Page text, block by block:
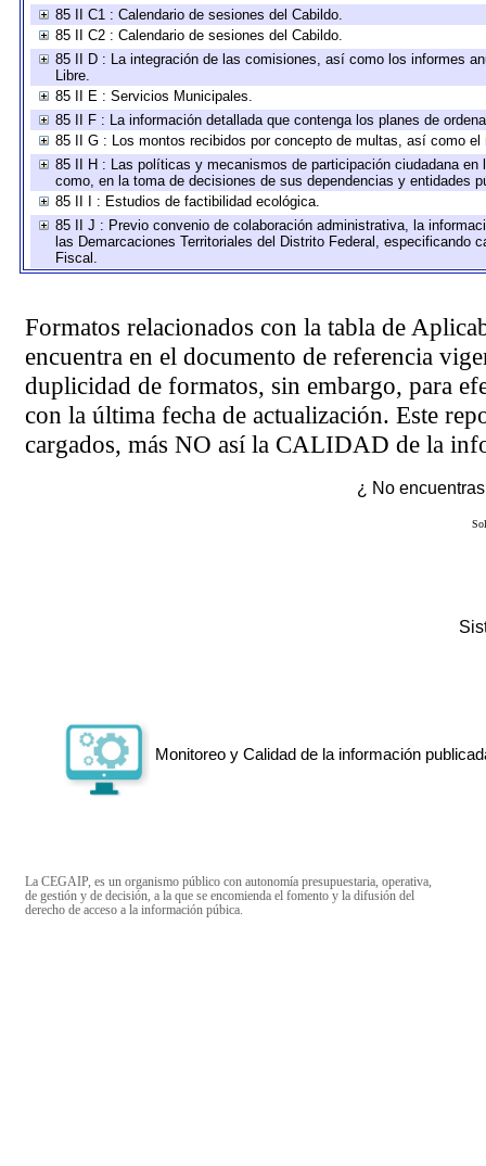
85 II C1 : Calendario de sesiones del Cabildo.
85 II C2 : Calendario de sesiones del Cabildo.
85 II D : La integración de las comisiones, así como los informes
Libre.
85 II E : Servicios Municipales.
85 II F : La información detallada que contenga los planes de
85 II G : Los montos recibidos por concepto de multas, así como
85 II H : Las políticas y mecanismos de participación ciudadana
como, en la toma de decisiones de sus dependencias y entidades
85 II I : Estudios de factibilidad ecológica.
85 II J : Previo convenio de colaboración administrativa, la
las Demarcaciones Territoriales del Distrito Federal, especificando
Fiscal.
Formatos relacionados con la tabla de
encuentra en el documento de referencia
duplicidad de formatos, sin embargo, para
con la última fecha de actualización. Este
cargados, más NO así la CALIDAD de la
¿ No
Monitoreo y Calidad de la información
La CEGAIP, es un organismo público con autonomía presupuestaria, operativa,
de gestión y de decisión, a la que se encomienda el fomento y la difusión del
derecho de acceso a la información púbica.